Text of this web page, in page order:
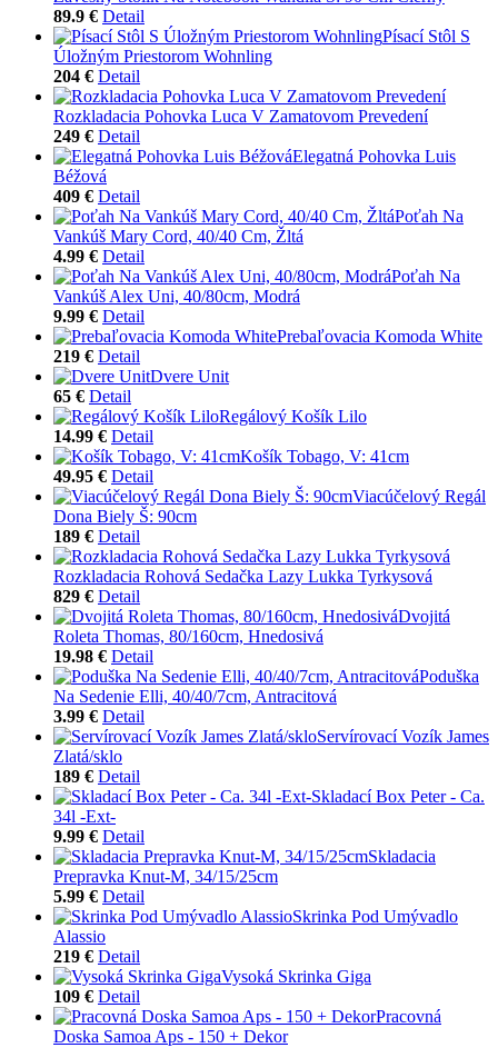
89.9 € Detail
Písací Stôl S
Úložným Priestorom Wohnling
204 € Detail
Rozkladacia Pohovka Luca V Zamatovom Prevedení
249 € Detail
Elegatná Pohovka Luis
Béžová
409 € Detail
Poťah Na
Vankúš Mary Cord, 40/40 Cm, Žltá
4.99 € Detail
Poťah Na
Vankúš Alex Uni, 40/80cm, Modrá
9.99 € Detail
Prebaľovacia Komoda White
219 € Detail
Dvere Unit
65 € Detail
Regálový Košík Lilo
14.99 € Detail
Košík Tobago, V: 41cm
49.95 € Detail
Viacúčelový Regál
Dona Biely Š: 90cm
189 € Detail
Rozkladacia Rohová Sedačka Lazy Lukka Tyrkysová
829 € Detail
Dvojitá
Roleta Thomas, 80/160cm, Hnedosivá
19.98 € Detail
Poduška
Na Sedenie Elli, 40/40/7cm, Antracitová
3.99 € Detail
Servírovací Vozík James
Zlatá/sklo
189 € Detail
Skladací Box Peter - Ca.
34l -Ext-
9.99 € Detail
Skladacia
Prepravka Knut-M, 34/15/25cm
5.99 € Detail
Skrinka Pod Umývadlo
Alassio
219 € Detail
Vysoká Skrinka Giga
109 € Detail
Pracovná
Doska Samoa Aps - 150 + Dekor